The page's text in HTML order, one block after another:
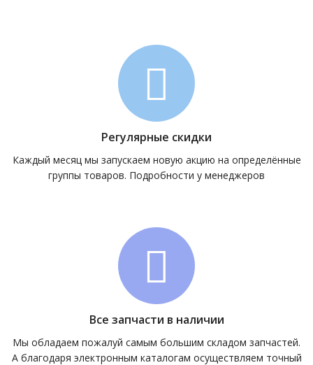
Регулярные скидки
Каждый месяц мы запускаем новую акцию на определённые
группы товаров. Подробности у менеджеров
Все запчасти в наличии
Мы обладаем пожалуй самым большим складом запчастей.
А благодаря электронным каталогам осуществляем точный